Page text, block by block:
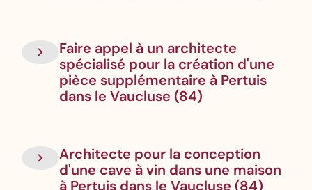
Faire appel à un architecte
spécialisé pour la création d'une
pièce supplémentaire à Pertuis
dans le Vaucluse (84)
Architecte pour la conception
d'une cave à vin dans une maison
à Pertuis dans le Vaucluse (84)